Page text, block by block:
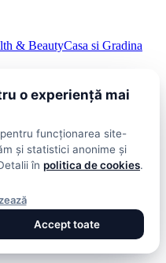
& BeautyCasa si Gradina
rezervate.
o experiență mai
funcționarea site-
și statistici anonime și
în politica de cookies.
Accept toate